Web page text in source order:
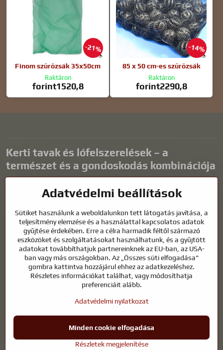
21%
Finom szűrőzsák 35x50cm
Raktáron
forint1520,8
14%
85 x 50 cm-es szűrőzsák
Raktáron
forint2290,8
Kerti tavak és lófelszerelések – a
természet és a gondoskodás kombinációja
harmonikus környezetet teremtenek a kikapcsolódáshoz és a vízi
karbantartás kulcsfontosságú a tiszta vízhez és az egészséges
tóhoz egész évben. Ugyanilyen fontos az életünk részét képező
állatok gondozása is.
A lovaknak kiváló minőségű lovaglófelszerelésre, megfelelő
táplálkozásra és felelősségteljes gondoskodásra van szükségük
ahhoz, hogy egészségesek, erősek és elégedettek legyenek. Legyen
szó lovasok, tenyésztők vagy természetkedvelők felszereléséről, a cél
állatok, mind az emberek természetes egyensúlyát, biztonságát és
jólétét.
©2026Szerzői jogAdatvédelmi beállításokAdatvédelmi nyilatkozat
Adatvédelmi beállítások
Sütiket használunk a weboldalunkon tett látogatás javítása, a
teljesítmény elemzése és a használattal kapcsolatos adatok
gyűjtése érdekében. Erre a célra harmadik féltől származó
eszközöket és szolgáltatásokat használhatunk, és a gyűjtött
adatokat továbbíthatjuk partnereinknek az EU-ban, az USA-
ban vagy más országokban. Az „Összes süti elfogadása"
gombra kattintva hozzájárul ehhez az adatkezeléshez.
Részletes információkat találhat, vagy módosíthatja
preferenciáit alább.
Adatvédelmi nyilatkozat
Részletek megjelenítése
Minden cookie elfogadása